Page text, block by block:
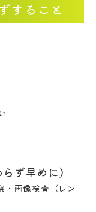
すること
ず早めに）
・画像検査（レン